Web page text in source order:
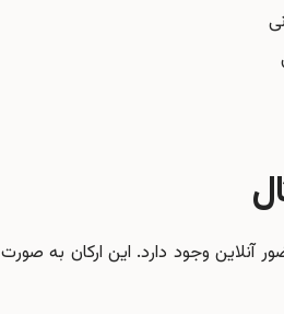
آنلاین وجود دارد. این ارکان به صورت